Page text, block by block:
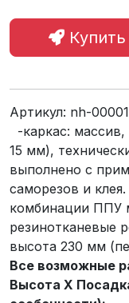
Артикул: nh-00001
-каркас:
15 мм),
выполнено с
саморезов и
комбинации ППУ
резинотканевые
высота 230 мм
Все возможные
Высота X